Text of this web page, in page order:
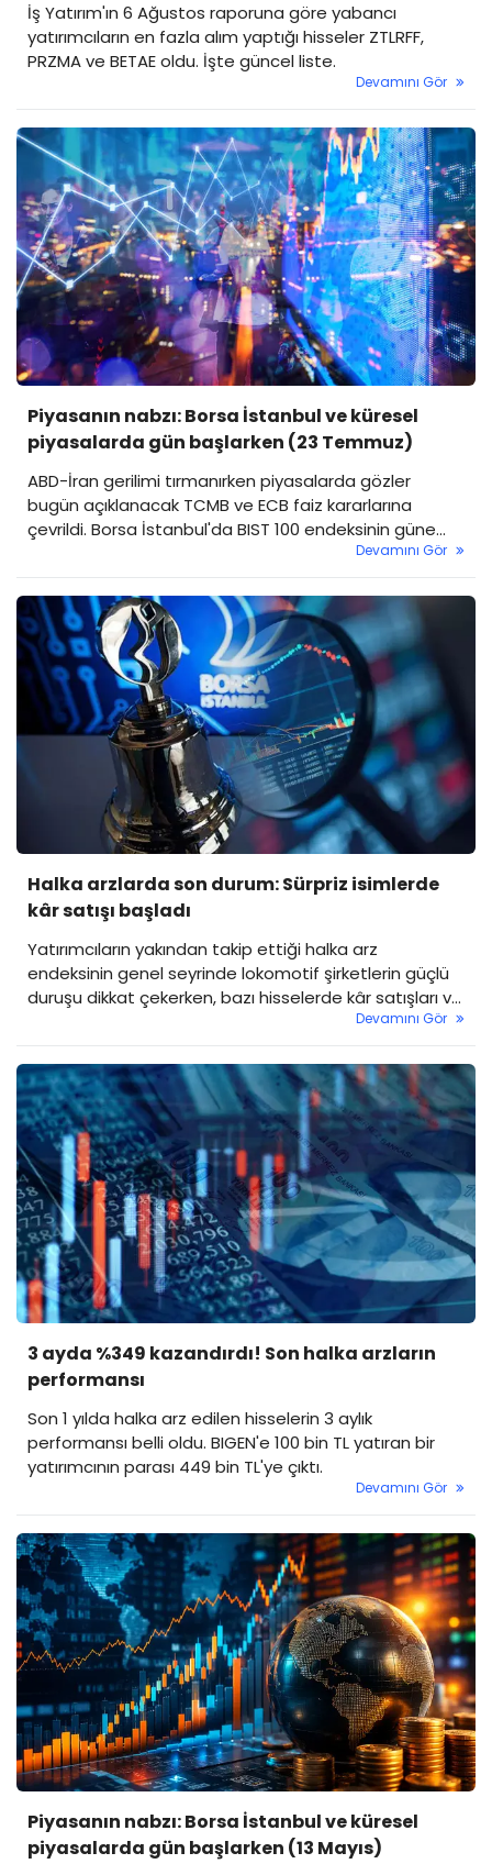
İş Yatırım'ın 6 Ağustos raporuna göre yabancı
yatırımcıların en fazla alım yaptığı hisseler ZTLRFF,
PRZMA ve BETAE oldu. İşte güncel liste.
Devamını Gör
Piyasanın nabzı: Borsa İstanbul ve küresel
piyasalarda gün başlarken (23 Temmuz)
ABD-İran gerilimi tırmanırken piyasalarda gözler
bugün açıklanacak TCMB ve ECB faiz kararlarına
çevrildi. Borsa İstanbul'da BIST 100 endeksinin güne
Devamını Gör
Halka arzlarda son durum: Sürpriz isimlerde
kâr satışı başladı
Yatırımcıların yakından takip ettiği halka arz
endeksinin genel seyrinde lokomotif şirketlerin güçlü
duruşu dikkat çekerken, bazı hisselerde kâr satışları ve
Devamını Gör
3 ayda %349 kazandırdı! Son halka arzların
performansı
Son 1 yılda halka arz edilen hisselerin 3 aylık
performansı belli oldu. BIGEN'e 100 bin TL yatıran bir
yatırımcının parası 449 bin TL'ye çıktı.
Devamını Gör
Piyasanın nabzı: Borsa İstanbul ve küresel
piyasalarda gün başlarken (13 Mayıs)